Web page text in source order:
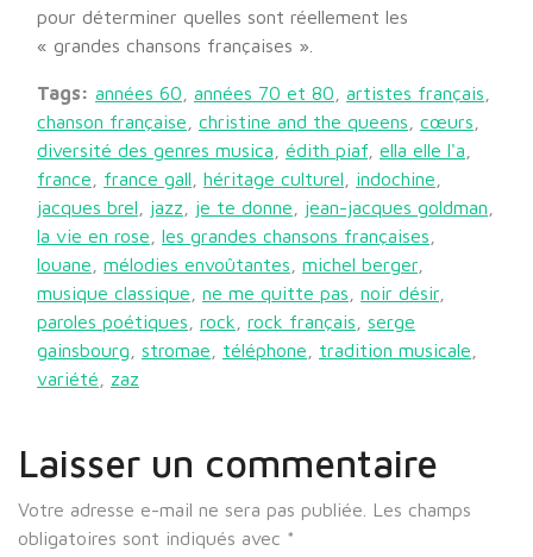
pour déterminer quelles sont réellement les
« grandes chansons françaises ».
Tags: années 60 années 70 et 80 artistes français
chanson française
christine and the queens cœurs
diversité des genres musica
édith piaf ella elle l'a
france
france gall héritage culturel indochine
jacques brel
jazz je te donne jean-jacques goldman
la vie en rose
les grandes chansons françaises
louane
mélodies envoûtantes michel berger
musique classique
ne me quitte pas noir désir
paroles poétiques
rock rock français
serge
gainsbourg
stromae téléphone tradition musicale
variété
zaz
Laisser un commentaire
Votre adresse e-mail ne sera pas publiée.
Les champs
obligatoires sont indiqués avec *